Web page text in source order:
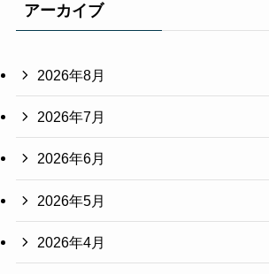
アーカイブ
2026年8月
2026年7月
2026年6月
2026年5月
2026年4月